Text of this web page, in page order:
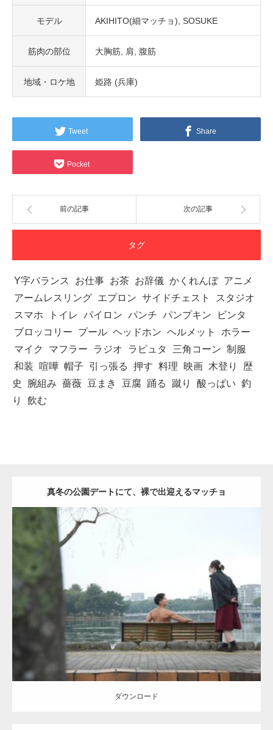
モデル AKIHITO(細マッチョ) SOSUKE
筋肉の部位 大胸筋 肩 腹筋
地域・ロケ地 姫路 (兵庫)
Tweet Share
Pocket
前の記事 次の記事
タグ
Y字バランス お仕事 お茶 お辞儀 かくれんぼ アニメ
アームレスリング エプロン サイドチェスト
スタジオ
スマホ
トイレ パイロン パンチ パンプキン
ビンタ
ブロッコリー
プール ヘッドホン ヘルメット
ホラー
マイク
マフラー ラジオ ラピュタ 三角コーン 制服
和装
喧嘩 帽子 引っ張る 押す 料理 映画 木登り
歴
史
腕組み 薔薇 豆まき 豆腐 踊る 蹴り 酸っぱい 釣
り
飲む
真冬の公園デートにて、裸で出迎えるマッチョ
公園のマッチョ AKIHITO(細マッチョ) 背中
ダウンロード
ダウンロード